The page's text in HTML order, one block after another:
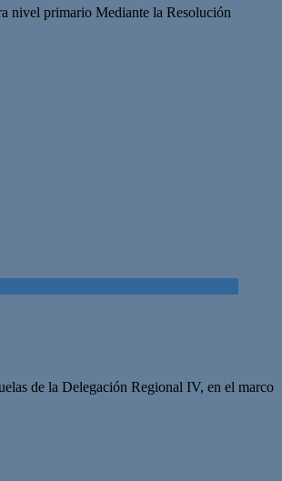
nivel primario Mediante la Resolución
de la Delegación Regional IV, en el marco